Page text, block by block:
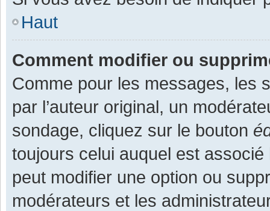
Haut
Comment modifier ou
Comme pour les messages, les
par l’auteur original, un
sondage, cliquez sur le bouton
toujours celui auquel est associé
peut modifier une option ou
modérateurs et les